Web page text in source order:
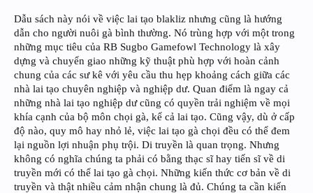
Dẫu sách này nói về việc lai tạo blakliz nhưng cũng là hướng
dẫn cho người nuôi gà bình thường. Nó trùng hợp với một trong
những mục tiêu của RB Sugbo Gamefowl Technology là xây
dựng và chuyển giao những kỹ thuật phù hợp với hoàn cảnh
chung của các sư kê với yêu cầu thu hẹp khoảng cách giữa các
nhà lai tạo chuyên nghiệp và nghiệp dư. Quan điểm là ngay cả
những nhà lai tạo nghiệp dư cũng có quyền trải nghiệm về mọi
khía cạnh của bộ môn chọi gà, kể cả lai tạo. Cũng vậy, dù ở cấp
độ nào, quy mô hay nhỏ lẻ, việc lai tạo gà chọi đều có thể đem
lại nguồn lợi nhuận phụ trội. Di truyền là quan trọng. Nhưng
không có nghĩa chúng ta phải có bằng thạc sĩ hay tiến sĩ về di
truyền mới có thể lai tạo gà chọi. Những kiến thức cơ bản về di
truyền và thật nhiều cảm nhận chung là đủ. Chúng ta cần kiến